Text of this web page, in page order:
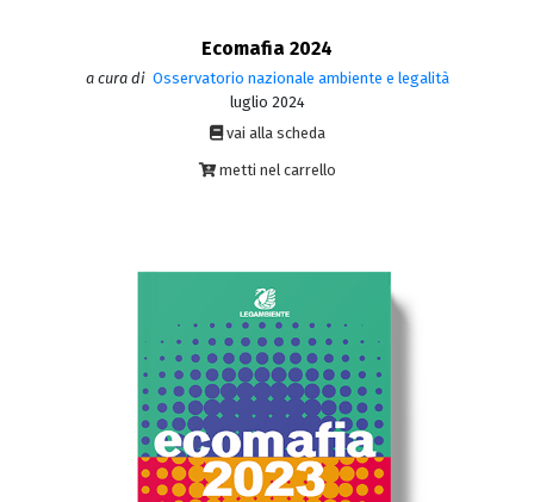
Ecomafia 2024
a cura di Osservatorio nazionale ambiente e legalità
luglio 2024
vai alla scheda
metti nel carrello